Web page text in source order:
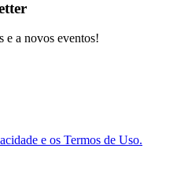
e a novos eventos!
e os Termos de Uso.